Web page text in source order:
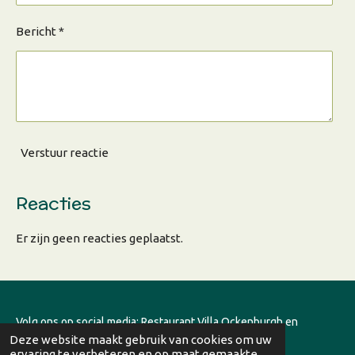
Deze website maakt gebruik van cookies om uw
Bericht *
Verstuur reactie
Reacties
Er zijn geen reacties geplaatst.
Volg ons op social media:Restaurant Villa Ockenburghen
Stichting Buitenplaats Ockenburgh